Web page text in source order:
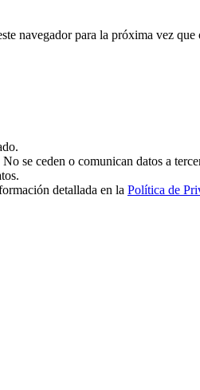
navegador para la próxima vez que
No se ceden o comunican datos a
detallada en la Política de